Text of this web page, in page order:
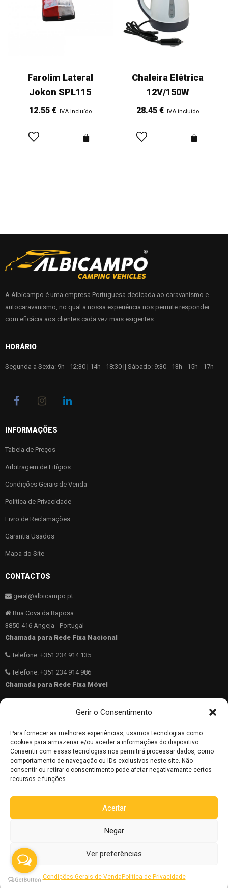
Gerir o Consentimento
Para fornecer as melhores experiências, usamos tecnologias como
cookies para armazenar e/ou aceder a informações do dispositivo.
Consentir com essas tecnologias nos permitirá processar dados, como
comportamento de navegação ou IDs exclusivos neste site. Não
consentir ou retirar o consentimento pode afetar negativamante certos
recursos e funções.
Aceitar
Negar
Ver preferências
Condições Gerais de Venda Politica de Privacidade
Farolim Lateral
Jokon SPL115
12.55 € IVA incluído
Chaleira Elétrica
12V/150W
28.45€ IVA incluído
A Albicampo é uma empresa Portuguesa dedicada ao caravanismo e
autocaravanismo, no qual a nossa experiência nos permite responder
com eficácia aos clientes cada vez mais exigentes.
HORÁRIO
Segunda a Sexta: 9h - 12:30 | 14h - 18:30 || Sábado: 9:30 - 13h - 15h - 17h
INFORMAÇÕES
Tabela de Preços
Arbitragem de Litígios
Condições Gerais de Venda
Politica de Privacidade
Livro de Reclamações
Garantia Usados
Mapa do Site
CONTACTOS
geral@albicampo.pt
Rua Cova da Raposa
3850-416 Angeja - Portugal
Chamada para Rede Fixa Nacional
Telefone: +351 234 914 135
Telefone: +351 234 914 986
Chamada para Rede Fixa Móvel
962 783 836
Copyright © 2025 ALBICAMPO. todos os direitos reservados.